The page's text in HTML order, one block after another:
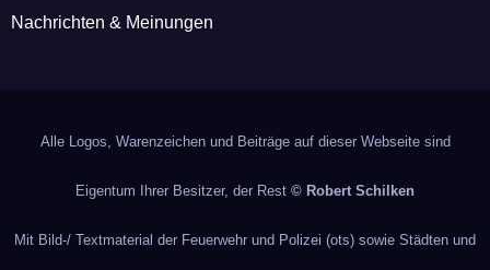
Nachrichten & Meinungen
Alle Logos, Warenzeichen und Beiträge auf dieser Webseite sind
Eigentum Ihrer Besitzer, der Rest © Robert Schilken
Mit Bild-/ Textmaterial der Feuerwehr und Polizei (ots) sowie Städten und